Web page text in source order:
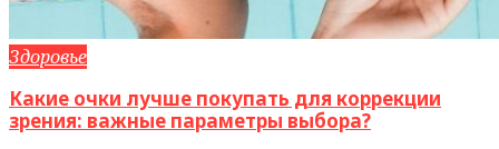
Здоровье
Какие очки лучше покупать для коррекции
зрения: важные параметры выбора?